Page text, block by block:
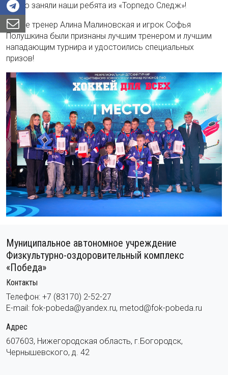
место заняли наши ребята из «Торпедо Следж»!
Также тренер Алина Малиновская и игрок Софья
Полушкина были признаны лучшим тренером и лучшим
нападающим турнира и удостоились специальных
призов!
Муниципальное автономное учреждение
Физкультурно-оздоровительный комплекс
«Победа»
Контакты
Телефон: +7 (83170) 2-52-27
E-mail: fok-pobeda@yandex.ru, metod@fok-pobeda.ru
Адрес
607603, Нижегородская область, г.Богородск,
Чернышевского, д. 42